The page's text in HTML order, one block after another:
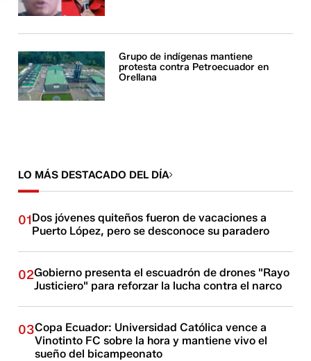
Grupo de indígenas mantiene
protesta contra Petroecuador en
Orellana
LO MÁS DESTACADO DEL DÍA
01Dos jóvenes quiteños fueron de vacaciones a
Puerto López, pero se desconoce su paradero
02Gobierno presenta el escuadrón de drones "Rayo
Justiciero" para reforzar la lucha contra el narco
03Copa Ecuador: Universidad Católica vence a
Vinotinto FC sobre la hora y mantiene vivo el
sueño del bicampeonato